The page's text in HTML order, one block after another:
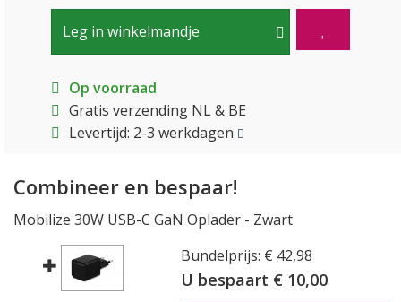
Leg in winkelmandje
Op voorraad
Gratis verzending NL & BE
Levertijd: 2-3 werkdagen
Combineer en bespaar!
Mobilize 30W USB-C GaN Oplader - Zwart
Bundelprijs: € 42,98
U bespaart € 10,00